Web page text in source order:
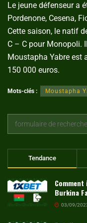
Le jeune défenseur a
Pordenone, Cesena,
Cette saison, le natif
C – C pour Monopoli.
Moustapha Yabre est
150 000 euros.
Mots-clés : Moustapha
Tendance
Burkina
03/09/